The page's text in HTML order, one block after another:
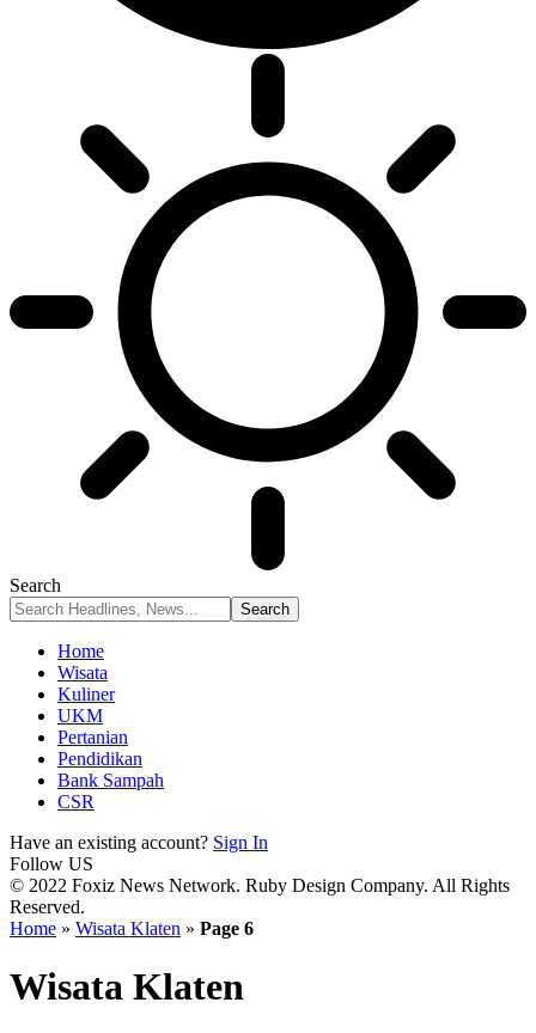
Search
Home
Wisata
Kuliner
UKM
Pertanian
Pendidikan
Bank Sampah
CSR
Have an existing account? Sign In
Follow US
© 2022 Foxiz News Network. Ruby Design Company. All Rights
Reserved.
Home » Wisata Klaten » Page 6
Wisata Klaten